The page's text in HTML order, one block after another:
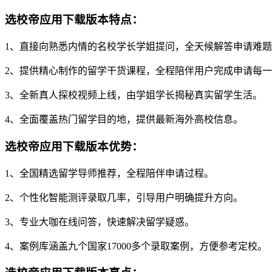
选校帝应用下载版本特点：
1、直接向熟悉内情的名校学长学姐提问，全天候解答申请难题
2、提供精心制作的留学干货课程，全程陪伴用户完成申请每一
3、全新真人探校视频上线，由学姐学长揭秘真实留学生活。
4、全面覆盖热门留学目的地，提供最新海外高校信息。
选校帝应用下载版本优势：
1、全国精选留学导师推荐，全程陪伴申请过程。
2、个性化智能测评录取几率，引导用户明确提升方向。
3、专业大咖在线问答，快速解决留学疑惑。
4、案例库涵盖九个国家17000多个录取案例，方便参考定校。